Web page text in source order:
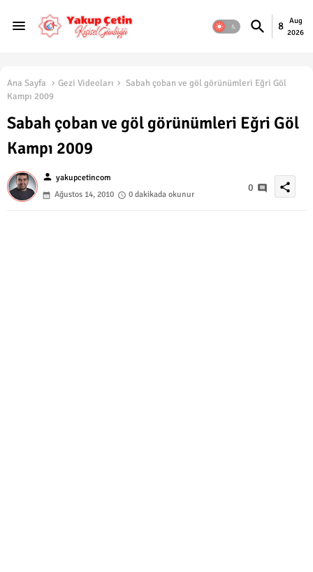
8
Aug
2026
Ana Sayfa Gezi Videoları
Sabah çoban ve göl görünümleri Eğri Göl
Kampı 2009
Sabah çoban ve göl görünümleri Eğri Göl
Kampı 2009
person yakupcetincom
Ağustos 14, 2010
0 dakikada okunur
0 share